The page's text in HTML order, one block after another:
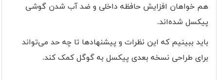
هم خواهان افزایش حافظه داخلی و ضد آب شدن گوشی
پیکسل شده‌اند.
باید ببینیم که این نظرات و پیشنهادها تا چه حد می‌تواند
برای طراحی نسخه بعدی پیکسل به گوگل کمک کند.